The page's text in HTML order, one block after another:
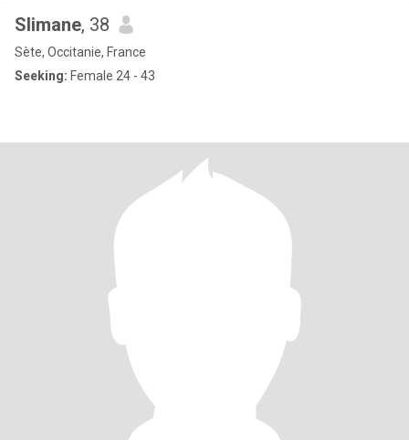
Slimane, 38
Sète, Occitanie, France
Seeking: Female 24 - 43